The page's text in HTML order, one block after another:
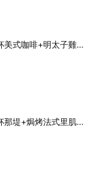
節慶限定【星巴克】大杯美式咖啡+明太子雞肉三明治
節慶限定【星巴克】大杯那堤+焗烤法式里肌三明治